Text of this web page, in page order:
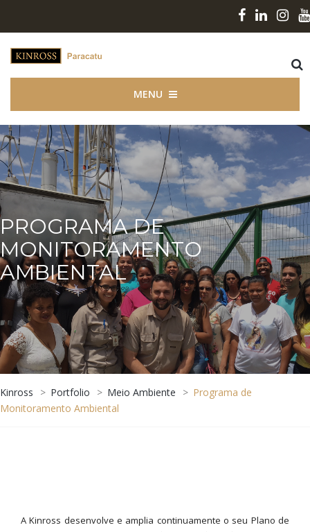
MENU
PROGRAMA DE
MONITORAMENTO
AMBIENTAL
Kinross > Portfolio > Meio Ambiente > Programa de
Monitoramento Ambiental
A Kinross desenvolve e amplia continuamente o seu Plano de